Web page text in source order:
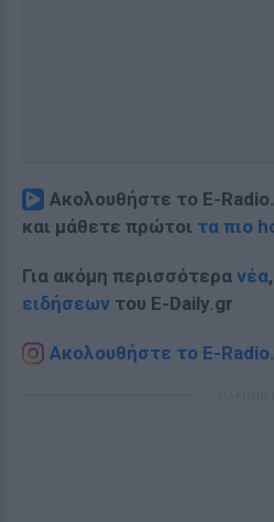
Ακολουθήστε το E-
και μάθετε πρώτοι τα πιο
Για ακόμη περισσότερα νέα
ειδήσεων του E-Daily.gr
Ακολουθήστε το E-